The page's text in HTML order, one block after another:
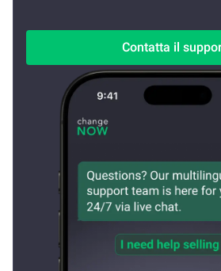
Contatta il